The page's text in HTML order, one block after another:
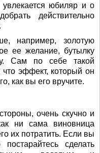
юбиляр и о
действительно
например, золотую
ее желание, бутылку
Сам по себе такой
эффект, который он
как вы его вручите.
очень скучно и
ни сама виновница
их потратить. Если вы
сделать